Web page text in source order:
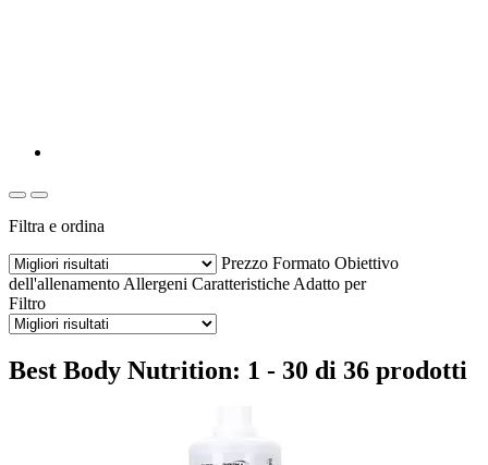
Filtra e ordina
Prezzo Formato Obiettivo
dell'allenamento Allergeni Caratteristiche Adatto per
Filtro
Best Body Nutrition: 1 - 30 di 36 prodotti